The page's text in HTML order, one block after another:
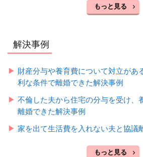
もっと見る
解決事例
財産分与や養育費について対立があ
利な条件で離婚できた解決事例
不倫した夫から住宅の分与を受け、
離婚できた解決事例
家を出て生活費を入れない夫と協議
もっと見る